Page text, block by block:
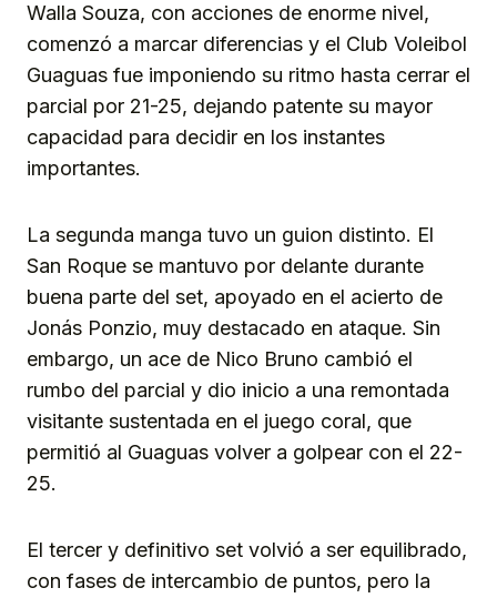
Walla Souza, con acciones de enorme nivel,
comenzó a marcar diferencias y el Club Voleibol
Guaguas fue imponiendo su ritmo hasta cerrar el
parcial por 21-25, dejando patente su mayor
capacidad para decidir en los instantes
importantes.
La segunda manga tuvo un guion distinto. El
San Roque se mantuvo por delante durante
buena parte del set, apoyado en el acierto de
Jonás Ponzio, muy destacado en ataque. Sin
embargo, un ace de Nico Bruno cambió el
rumbo del parcial y dio inicio a una remontada
visitante sustentada en el juego coral, que
permitió al Guaguas volver a golpear con el 22-
25.
El tercer y definitivo set volvió a ser equilibrado,
con fases de intercambio de puntos, pero la